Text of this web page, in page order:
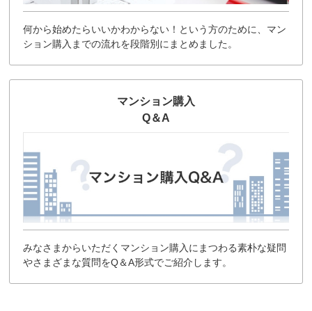
何から始めたらいいかわからない！という方のために、マン
ション購入までの流れを段階別にまとめました。
マンション購入
Q＆A
みなさまからいただくマンション購入にまつわる素朴な疑問
やさまざまな質問をQ＆A形式でご紹介します。